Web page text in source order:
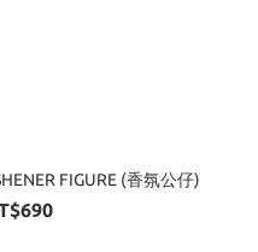
FIGURE (香氛公仔)